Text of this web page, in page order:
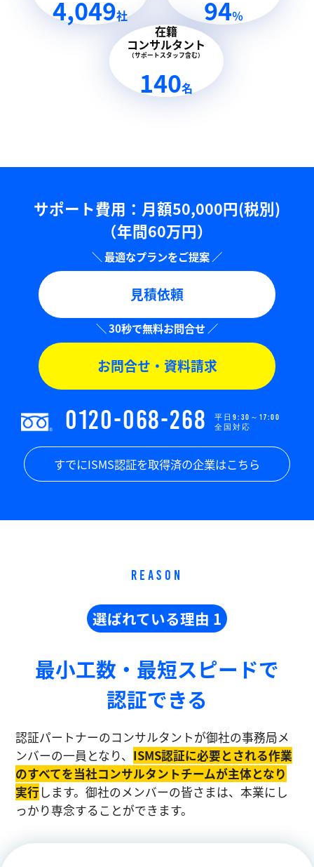
4,049社 94％
在籍
コンサルタント
（サポートスタッフ含む）
140名
サポート費用：⽉額50,000円(税別)
（年間60万円）
見積依頼
お問合せ・資料請求
0120-068-268
平日9:30～17:00
全国対応
すでにISMS認証を取得済の企業はこちら
REASON
選ばれている理由 1
最小工数・最短スピードで
認証できる
認証パートナーのコンサルタントが御社の事務局メ
ンバーの一員となり、 ISMS認証に必要とされる作業
のすべてを当社コンサルタントチームが主体となり
実⾏ します。御社のメンバーの皆さまは、本業にし
っかり専念することができます。